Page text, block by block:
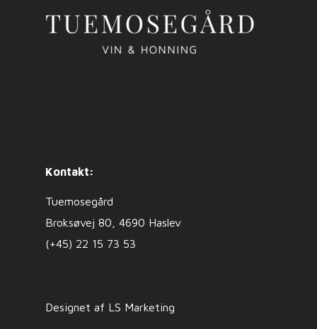
Kontakt:
Tuemosegård
Broksøvej 80, 4690 Haslev
(+45) 22 15 73 53
Designet af LS Marketing